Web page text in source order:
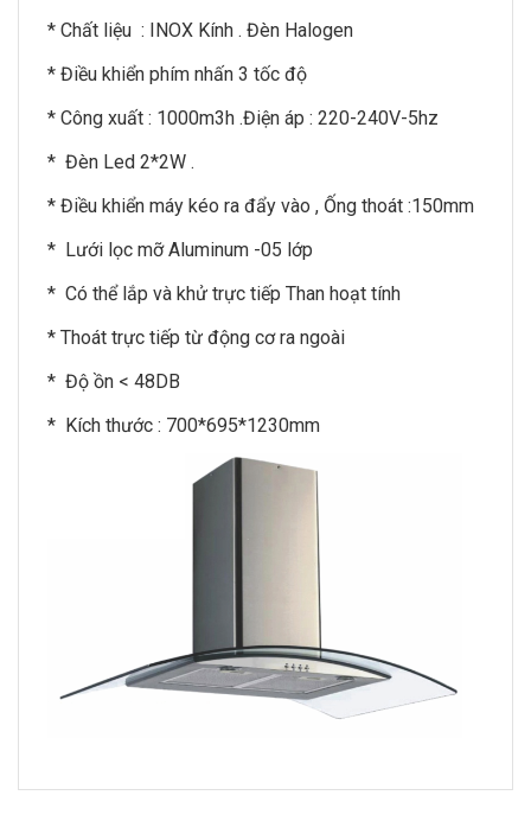
* Chất liệu : INOX Kính . Đèn Halogen
* Điều khiển phím nhấn 3 tốc độ
* Công xuất : 1000m3h .Điện áp : 220-240V-5hz
* Đèn Led 2*2W .
* Điều khiển máy kéo ra đẩy vào , Ống thoát :150mm
* Lưới lọc mỡ Aluminum -05 lớp
* Có thể lắp và khử trực tiếp Than hoạt tính
* Thoát trực tiếp từ động cơ ra ngoài
* Độ ồn < 48DB
* Kích thước : 700*695*1230mm